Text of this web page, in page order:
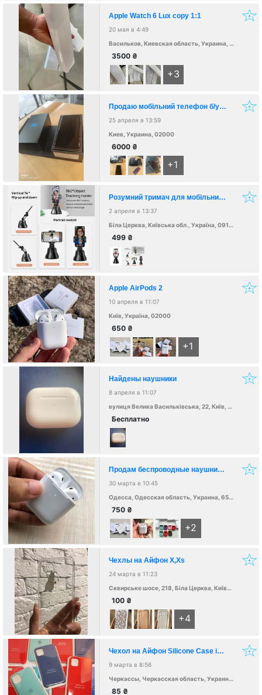
Apple Watch 6 Lux copy 1:1
20 мая в 4:49
Васильков, Киевская область, Украина, 08600
3500 ₴
+3
Продаю мобільний телефон б/у в гарному стані.
25 апреля в 13:59
Киев, Украина, 02000
6000 ₴
+1
Розумний тримач для мобільних телефонів
2 апреля в 13:37
Біла Церква, Київська обл., Україна, 09100
499 ₴
Apple AirPods 2
10 апреля в 11:07
Київ, Україна, 02000
650 ₴
+1
Найдены наушники
8 апреля в 11:07
вулиця Велика Васильківська, 22, Київ, Украина, 02000
Бесплатно
Продам беспроводные наушники Airpods 2 и Airpods PRO недорого
30 марта в 10:45
Одесса, Одесская область, Украина, 65000
750 ₴
+2
Чехлы на Айфон X,Xs
24 марта в 11:23
Сквирське шосе, 218, Біла Церква, Київська обл., Украина, 09100
100 ₴
+4
Чехол на Айфон Silicone Case iPhone 7,8,SE(2020),X,XS,Xr,11
9 марта в 8:56
Черкассы, Черкасская область, Украина, 18000
85 ₴